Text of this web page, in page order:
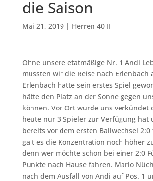
die Saison
Mai 21, 2019| Herren 40 II
Ohne unsere etatmäßige Nr. 1 Andi
mussten wir die Reise nach Erlenbach
Erlenbach hatte sein erstes Spiel
hätte den Platz an der Sonne gegen
können. Vor Ort wurde uns verkündet
heute nur 3 Spieler zur Verfügung hat
bereits vor dem ersten Ballwechsel 2:0
galt es die Konzentration noch höher
denn wer möchte schon bei einer 2:0
Punkte nach Hause fahren. Mario
nach dem Ausfall von Andi auf Pos. 1